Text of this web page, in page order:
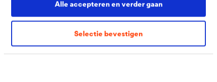
Alle accepteren en verder gaan
Selectie bevestigen
zijde of op beide te verkleven oppervlakken. Een
optimale aanhechting ontstaat bij gebruik langs beide
zijden. Na 24 uur drogen wordt de maximale kleefkracht